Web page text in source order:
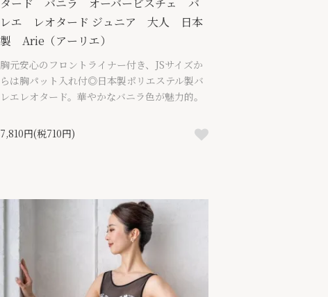
レエ レオタード ジュニア 大人 日本
製 Arie（アーリエ）
胸元安心のフロントライナー付き、JSサイズか
らは胸パット入れ付◎日本製ポリエステル製バ
レエレオタード。華やかなバニラ色が魅力的。
7,810円(税710円)